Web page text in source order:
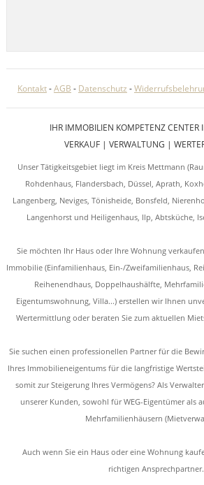
Kontakt-AGB - Datenschutz -
IHR IMMOBILIEN KOMPETENZ CENTER
VERKAUF | VERWALTUNG |
Unser Tätigkeitsgebiet liegt im Kreis Mettmann
Rohdenhaus, Flandersbach, Düssel, Aprath,
Langenberg, Neviges, Tönisheide, Bonsfeld,
Langenhorst und Heiligenhaus, Ilp, Abtsküche,
Sie möchten Ihr Haus oder Ihre Wohnung
Immobilie (Einfamilienhaus, Ein-/Zweifamilienhaus,
Reihenendhaus, Doppelhaushälfte,
Eigentumswohnung, Villa...) erstellen wir Ihnen
Wertermittlung oder beraten Sie zum aktuellen
Sie suchen einen professionellen Partner für die
Ihres Immobilieneigentums für die langfristige
somit zur Steigerung Ihres Vermögens? Als
unserer Kunden, sowohl für WEG-Eigentümer als
Mehrfamilienhäusern
Auch wenn Sie ein Haus oder eine Wohnung
richtigen Ansprechpartner.